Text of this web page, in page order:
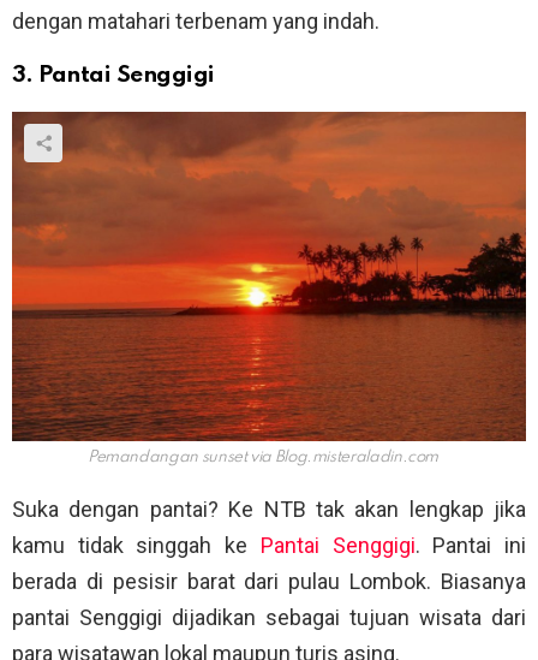
dengan matahari terbenam yang indah.
3. Pantai Senggigi
Pemandangan sunset via Blog.misteraladin.com
Suka dengan pantai? Ke NTB tak akan lengkap jika
kamu tidak singgah ke Pantai Senggigi. Pantai ini
berada di pesisir barat dari pulau Lombok. Biasanya
pantai Senggigi dijadikan sebagai tujuan wisata dari
para wisatawan lokal maupun turis asing.